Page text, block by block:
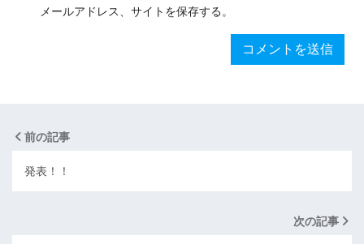
メールアドレス、サイトを保存する。
前の記事
発表！！
次の記事